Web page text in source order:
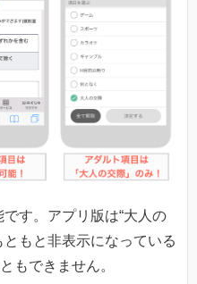
す。アプリ版は“大人の
もと非表示になっている
もできません。